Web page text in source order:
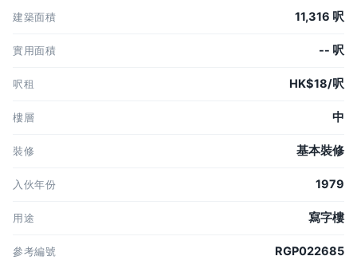
建築面積 11,316 呎
實用面積 -- 呎
呎租 HK$18/呎
樓層 中
裝修 基本裝修
入伙年份 1979
用途 寫字樓
參考編號 RGP022685